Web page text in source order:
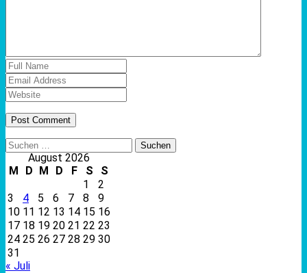
Suchen
nach:August 2026
M
D M D F S
S
1
2
3
4 5 6 7 8
9
10 11 12 13 14 15 16
17 18 19 20 21 22 23
24 25 26 27 28 29 30
31
« Juli